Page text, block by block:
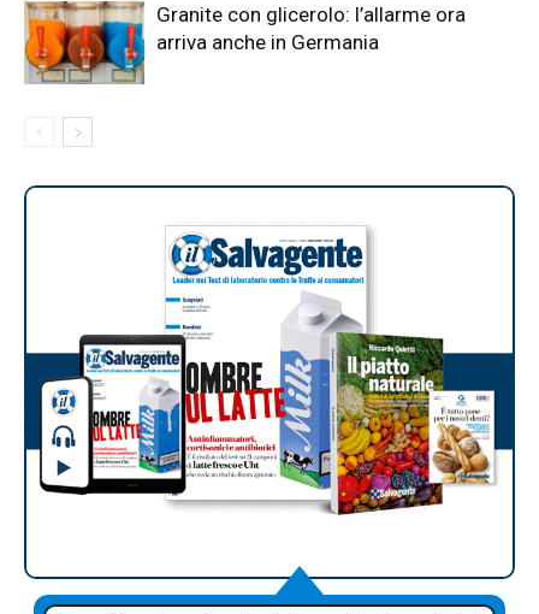
Granite con glicerolo: l’allarme ora
arriva anche in Germania